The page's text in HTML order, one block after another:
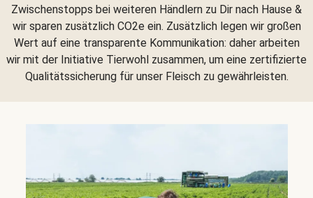
Zwischenstopps bei weiteren Händlern zu Dir nach Hause &
wir sparen zusätzlich CO2e ein. Zusätzlich legen wir großen
Wert auf eine transparente Kommunikation: daher arbeiten
wir mit der Initiative Tierwohl zusammen, um eine zertifizierte
Qualitätssicherung für unser Fleisch zu gewährleisten.